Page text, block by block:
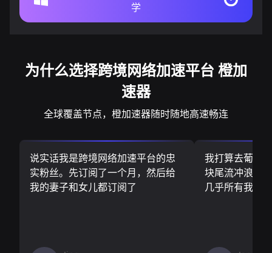
学
为什么选择跨境网络加速平台 橙加
速器
全球覆盖节点，橙加速器随时随地高速畅连
说实话我是跨境网络加速平台的忠
实粉丝。先订阅了一个月，然后给
我的妻子和女儿都订阅了
我打算去葡萄
块尾流冲浪板
几乎所有我需